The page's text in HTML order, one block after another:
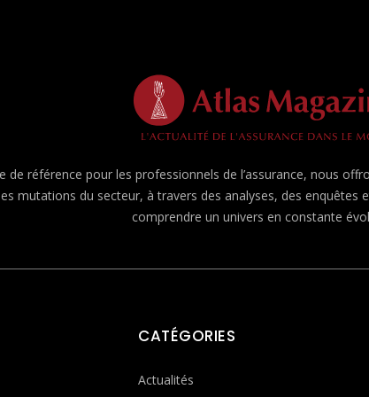
de référence pour les professionnels de l’assurance, nous
mutations du secteur, à travers des analyses, des enquêtes
comprendre un univers en constante
CATÉGORIES
Actualités